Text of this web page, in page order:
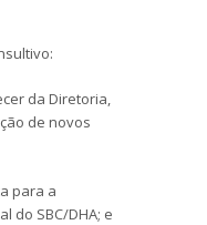
da Diretoria,
de novos
para a
do SBC/DHA; e